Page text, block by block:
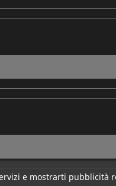
e mostrarti